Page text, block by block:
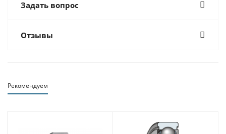
Задать вопрос
Отзывы
Рекомендуем